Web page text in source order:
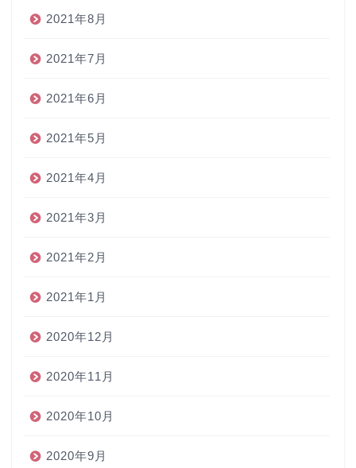
2021年8月
2021年7月
2021年6月
2021年5月
2021年4月
2021年3月
2021年2月
2021年1月
2020年12月
2020年11月
2020年10月
2020年9月